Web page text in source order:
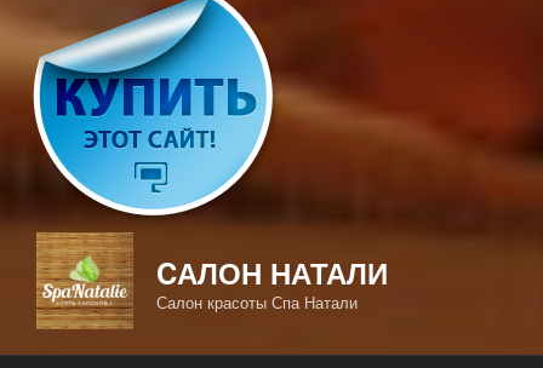
CАЛОН НАТАЛИ
Салон красоты Спа Натали